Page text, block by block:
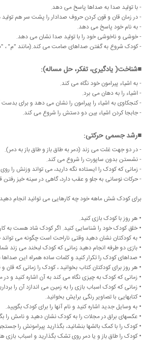
- با تولید صدا به صداها پاسخ می دهد.
- در زمان قان و قون کردن حروف صدادار را پشت سر هم تولید
- به نام خود پاسخ می دهد.
- خوشی و ناخوشی خود را با تولید صدا نشان می دهد.
- کودک شروع به گفتن صداهای صامت می کند.(مانند "م" ،
■شناخت( یادگیری، تفکر، حل مساله):
- به اشیاء پیرامون خود نگاه می کند.
- اشیاء را به دهان می برد.
- کنجکاوی به اشیاء را پیرامون را نشان می دهد و برای
- جابجا کردن اشیاء بین دو دستش را شروع می کند.
■رشد جسمی حرکتی:
- در دو جهت غلت می زند (دمر به طاق باز و طاق باز به دمر).
- نشستن بدون ساپورت را شروع می کند.
- زمانی که کودک را ایستاده نگه دارید، می تواند وزنش
- حرکات نوسانی به جلو و عقب دارد، گاهی در سینه خیز
برای کودک شش ماهه خود چه کارهایی می توانید انجام
• هر روز با کودک بازی کنید.
• خلق کودک خود را شناسایی کنید. اگر کودک شاد هست به
• به کودکتان نشان دهید وقتی ناراحت است چگونه می
• بازی دو طرفه انجام دهید زمانی که کودک لبخند می زند
• صداهای کودک را تکرار کنید و کلمات ساده همراه این
• هر روز برای کودکتان کتاب بخوانید ، کودک را زمانی که
• زمانی که کودک به چیزی نگاه می کند به آن اشاره کنید و
• زمانی که کودک اسباب بازی را به زمین می اندازد آن را
• کتابهایی با تصاویر رنگی برایش بخوانید.
• به وسایل جدید اشاره کنید و نام آنها را برای کودک بگویید.
• عکسهای براق در مجلات را به کودک نشان دهید و نامش را
• کودک را با کمک بالشها بنشانید، بگذارید پیرامونش را
• کودک را طاق باز و یا دمر روی تشک بگذارید و اسباب